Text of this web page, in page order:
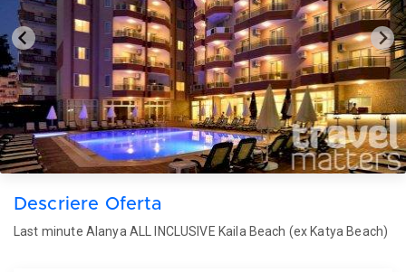
Descriere Oferta
Last minute Alanya ALL INCLUSIVE Kaila Beach (ex Katya Beach)